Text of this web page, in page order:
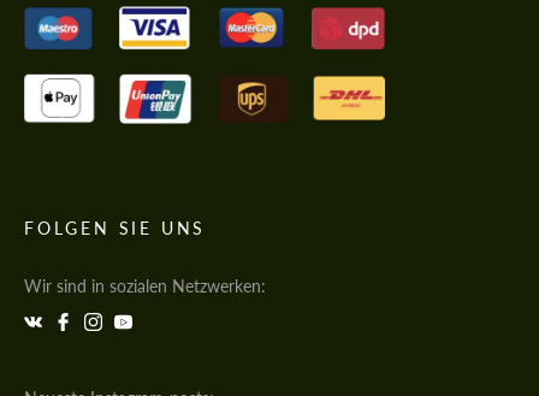
FOLGEN SIE UNS
Wir sind in sozialen Netzwerken: